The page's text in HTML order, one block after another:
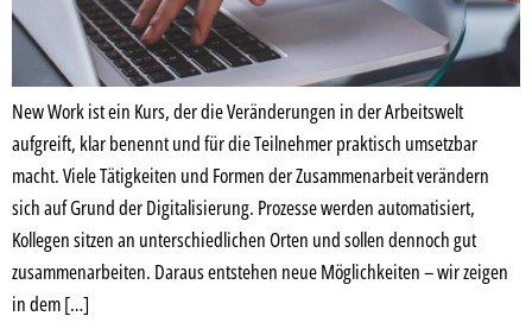
New Work ist ein Kurs, der die Veränderungen in der Arbeitswelt
aufgreift, klar benennt und für die Teilnehmer praktisch umsetzbar
macht. Viele Tätigkeiten und Formen der Zusammenarbeit verändern
sich auf Grund der Digitalisierung. Prozesse werden automatisiert,
Kollegen sitzen an unterschiedlichen Orten und sollen dennoch gut
zusammenarbeiten. Daraus entstehen neue Möglichkeiten – wir zeigen
in dem […]